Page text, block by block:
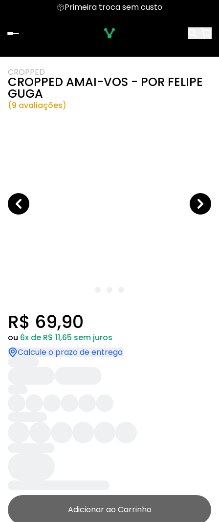
Primeira troca sem custo
CROPPED
CROPPED AMAI-VOS - POR FELIPE
GUGA
(9 avaliações)
R$ 69,90
ou 6x de R$ 11,65 sem juros
Calcule o prazo de entrega
Adicionar ao Carrinho